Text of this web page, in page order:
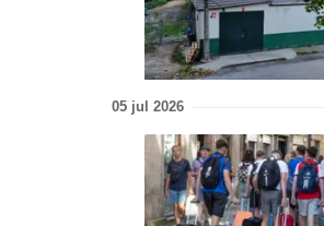
05 jul 2026